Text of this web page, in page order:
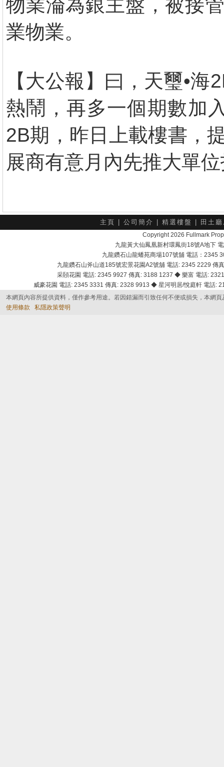
物業淪為銀主盤，被接
業物業。
【大公報】曰，天璽•
熱鬧，再多一個期數加
2B期，昨日上載樓書，
展商有意月內先推大單
主頁 公司簡介 精選樓盤 田土
Copyright 2026 Fullmark
九龍黃大仙鳳凰新村環鳳街18號A地下
九龍鑽石山龍蟠苑商場107號舖 電話：2345
九龍鑽石山斧山道185號宏景花園A2號舖 電話: 2345 2229
采頣花園 電話: 2345 9927 傳真: 3188 1237 ◆ 樂富 電話:
威豪花園 電話: 2345 3331 傳真: 2328 9913 ◆ 星河明居/悅庭軒 電話
本網頁內容所提供資料，僅作參考用途。若因錯漏而引致任何不便或損失，本網
使用條款
私隱政策聲明